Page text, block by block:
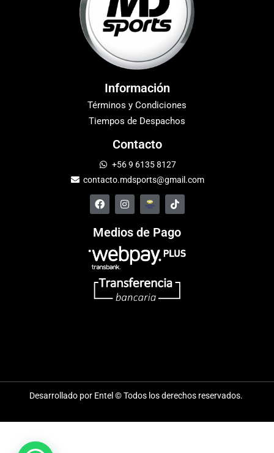
Información
Términos y Condiciones
Tiempos de Despachos
Contacto
+56 9 6135 8127
contacto.mdsports@gmail.com
Medios de Pago
Desarrollado por Entel © Todos los derechos reservados.